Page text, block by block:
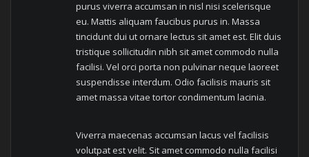
purus viverra accumsan in nisl nisi scelerisque
eu. Mattis aliquam faucibus purus in. Massa
tincidunt dui ut ornare lectus sit amet est. Elit duis
tristique sollicitudin nibh sit amet commodo nulla
facilisi. Vel orci porta non pulvinar neque laoreet
suspendisse interdum. Odio facilisis mauris sit
amet massa vitae tortor condimentum lacinia.
Viverra maecenas accumsan lacus vel facilisis
volutpat est velit. Sit amet commodo nulla facilisi